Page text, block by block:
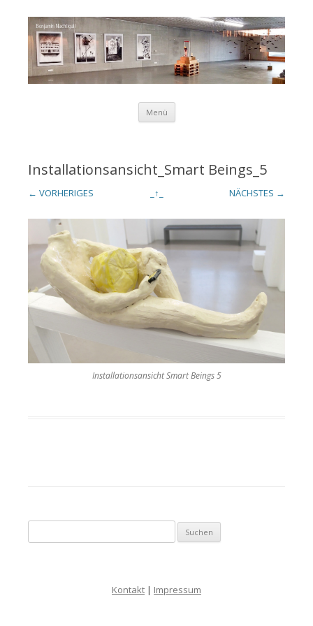
Benjamin
Nachtigall
Menü Zum Inhalt springen
Installationsansicht_Smart Beings_5
← VORHERIGES NÄCHSTES →
_↑_
Installationsansicht Smart Beings 5
Kontakt | Impressum